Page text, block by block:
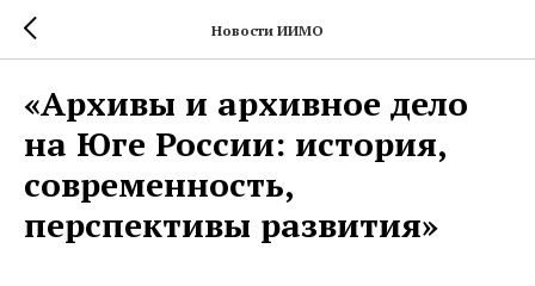
Новости ИИМО
«Архивы и архивное дело
на Юге России: история,
современность,
перспективы развития»